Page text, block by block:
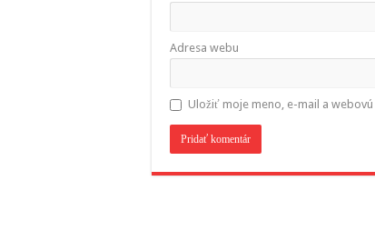
Adresa webu
Uložiť moje meno, e-mail a